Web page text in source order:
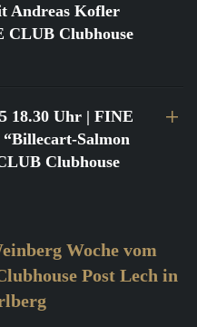
Andreas Kofler
CLUB Clubhouse
18.30 Uhr | FINE
Salmon
Clubhouse
Woche vom
Post Lech in